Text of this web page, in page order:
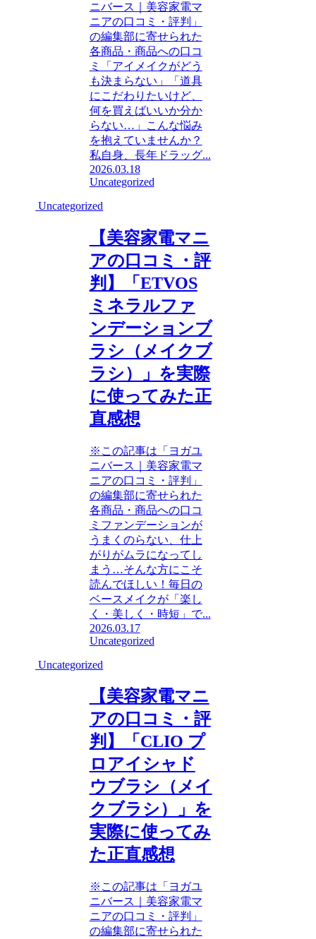
ニバース｜美容家電マ
ニアの口コミ・評判」
の編集部に寄せられた
各商品・商品への口コ
ミ「アイメイクがどう
も決まらない」「道具
にこだわりたいけど、
何を買えばいいか分か
らない…」こんな悩み
を抱えていませんか？
私自身、長年ドラッグ...
2026.03.18
Uncategorized
Uncategorized
【美容家電マニ
アの口コミ・評
判】「ETVOS
ミネラルファ
ンデーションブ
ラシ（メイクブ
ラシ）」を実際
に使ってみた正
直感想
※この記事は「ヨガユ
ニバース｜美容家電マ
ニアの口コミ・評判」
の編集部に寄せられた
各商品・商品への口コ
ミファンデーションが
うまくのらない、仕上
がりがムラになってし
まう…そんな方にこそ
読んでほしい！毎日の
ベースメイクが「楽し
く・美しく・時短」で...
2026.03.17
Uncategorized
Uncategorized
【美容家電マニ
アの口コミ・評
判】「CLIO プ
ロアイシャド
ウブラシ（メイ
クブラシ）」を
実際に使ってみ
た正直感想
※この記事は「ヨガユ
ニバース｜美容家電マ
ニアの口コミ・評判」
の編集部に寄せられた